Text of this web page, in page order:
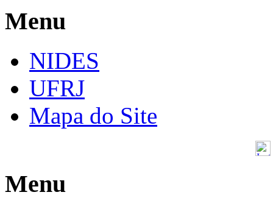
Menu
NIDES
UFRJ
Mapa do Site
Menu